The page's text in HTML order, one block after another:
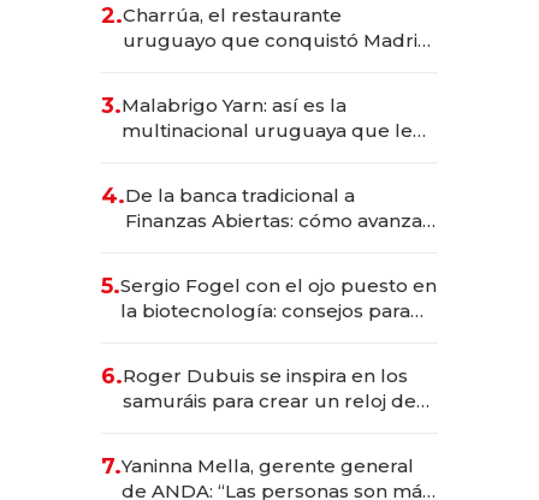
millones
2.Charrúa, el restaurante
uruguayo que conquistó Madrid:
anticipación y prepara apertura
3.Malabrigo Yarn: así es la
multinacional uruguaya que le
4.De la banca tradicional a
Finanzas Abiertas: cómo avanza
5.Sergio Fogel con el ojo puesto en
la biotecnología: consejos para
6.Roger Dubuis se inspira en los
samuráis para crear un reloj de
7.Yaninna Mella, gerente general
de ANDA: “Las personas son más